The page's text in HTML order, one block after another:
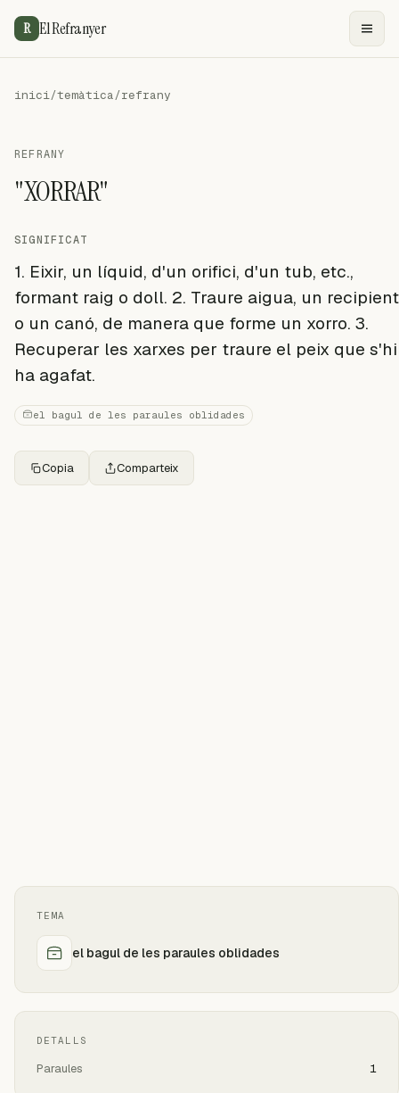
R El Refranyer
inici/temàtica/refrany
REFRANY
"XORRAR"
SIGNIFICAT
1. Eixir, un líquid, d'un orifici, d'un tub, etc.,
formant raig o doll. 2. Traure aigua, un recipient
o un canó, de manera que forme un xorro. 3.
Recuperar les xarxes per traure el peix que s'hi
ha agafat.
el bagul de les paraules oblidades
Copia Comparteix
TEMA
el bagul de les paraules oblidades
DETALLS
Paraules 1